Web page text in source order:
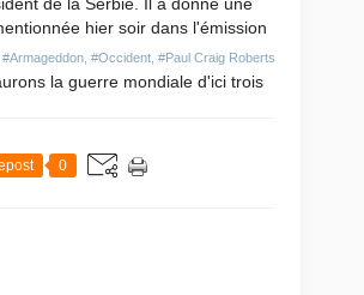
#Armageddon #Occident #Paul Craig Roberts
hier soir dans l'émission
la guerre mondiale d'ici trois
0